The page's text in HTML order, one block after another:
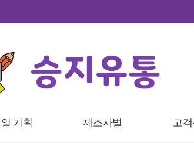
기획 제조사별 고